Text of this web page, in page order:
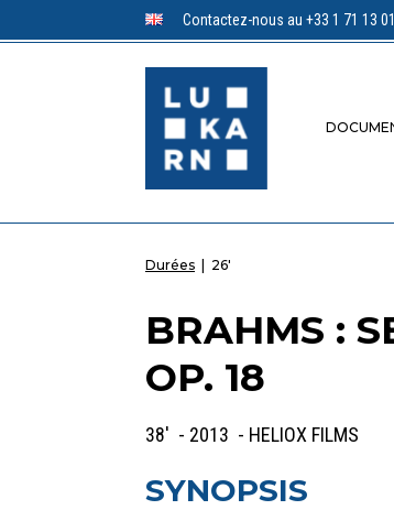
Contactez-nous au +33 1 71 13
Durées | 26'
BRAHMS :
OP. 18
38' - 2013 - HELIOX FILMS
SYNOPSIS